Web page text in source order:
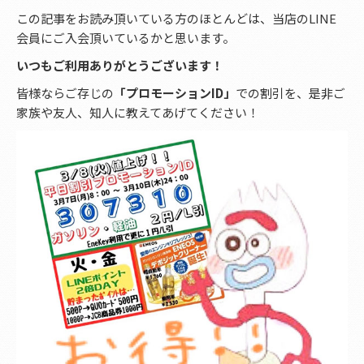
この記事をお読み頂いている方のほとんどは、当店のLINE
会員にご入会頂いているかと思います。
いつもご利用ありがとうございます！
皆様ならご存じの 「プロモーションID」 での割引を、是非ご
家族や友人、知人に教えてあげてください！